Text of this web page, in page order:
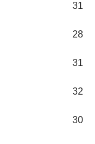
31
28
31
32
30